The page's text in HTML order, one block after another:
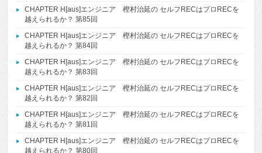
CHAPTER H[aus]エンジニア 樫村治延の セルフRECはプロRECを
越えられるか？ 第85回
CHAPTER H[aus]エンジニア 樫村治延の セルフRECはプロRECを
越えられるか？ 第84回
CHAPTER H[aus]エンジニア 樫村治延の セルフRECはプロRECを
越えられるか？ 第83回
CHAPTER H[aus]エンジニア 樫村治延の セルフRECはプロRECを
越えられるか？ 第82回
CHAPTER H[aus]エンジニア 樫村治延の セルフRECはプロRECを
越えられるか？ 第81回
CHAPTER H[aus]エンジニア 樫村治延の セルフRECはプロRECを
越えられるか？ 第80回